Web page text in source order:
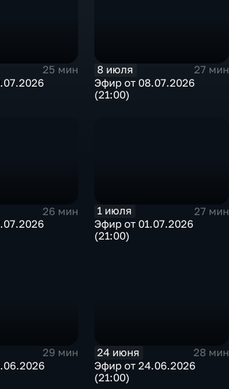
25 мин
8 июля
27 мин
Эфир от 08.07.2026
(21:00)
26 мин
1 июля
27 мин
Эфир от 01.07.2026
(21:00)
29 мин
24 июня
28 мин
Эфир от 24.06.2026
(21:00)